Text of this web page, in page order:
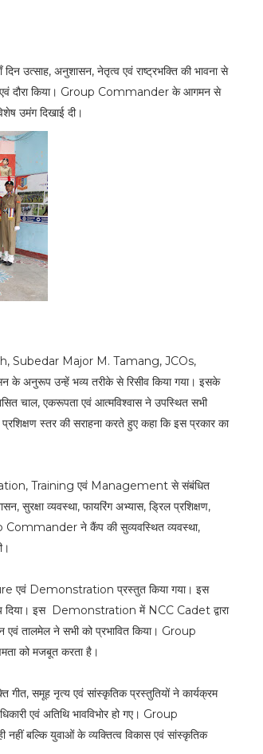
उत्साह, अनुशासन, नेतृत्व एवं राष्ट्रभक्ति की भावना से
एवं दौरा किया। Group Commander के आगमन से
उमंग दिखाई दी।
Subedar Major M. Tamang, JCOs,
के अनुरूप उन्हें भव्य तरीके से रिसीव किया गया। इसके
चाल, एकरूपता एवं आत्मविश्वास ने उपस्थित सभी
स्तर की सराहना करते हुए कहा कि इस प्रकार का
Training एवं Management से संबंधित
सुरक्षा व्यवस्था, फायरिंग अभ्यास, ड्रिल प्रशिक्षण,
Commander ने कैंप की सुव्यवस्थित व्यवस्था,
एवं Demonstration प्रस्तुत किया गया। इस
दिया। इस Demonstration में NCC Cadet द्वारा
तालमेल ने सभी को प्रभावित किया। Group
को मजबूत करता है।
समूह नृत्य एवं सांस्कृतिक प्रस्तुतियों ने कार्यक्रम
एवं अतिथि भावविभोर हो गए। Group
बल्कि युवाओं के व्यक्तित्व विकास एवं सांस्कृतिक